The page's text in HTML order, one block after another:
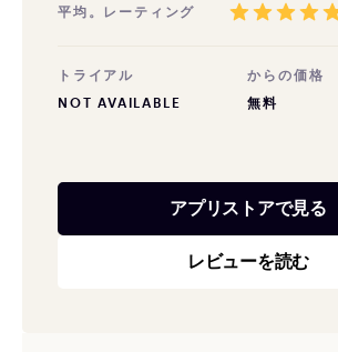
平均。レーティング
トライアル
NOT AVAILABLE
からの価格
無料
アプリストアで見る
レビューを読む